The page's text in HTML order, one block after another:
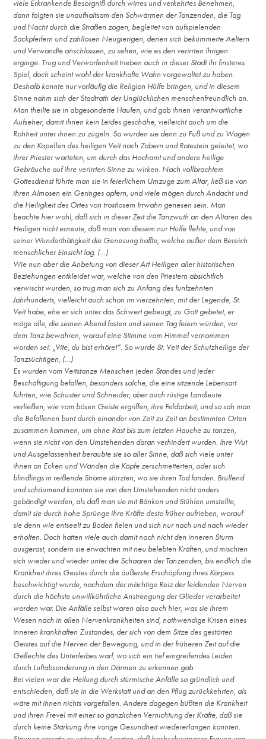
viele Erkrankende Besorgniß durch wirres und verkehrtes Benehmen,
dann folgten sie unaufhaltsam den Schwärmen der Tanzenden, die Tag
und Nacht durch die Straßen zogen, begleitet von aufspielenden
Sackpfeifern und zahllosen Neugierigen, denen sich bekümmerte Aeltern
und Verwandte anschlossen, zu sehen, wie es den verirrten Ihrigen
erginge. Trug und Verworfenheit trieben auch in dieser Stadt ihr finsteres
Spiel, doch scheint wohl der krankhafte Wahn vorgewaltet zu haben.
Deshalb konnte nur vorläufig die Religion Hülfe bringen, und in diesem
Sinne nahm sich der Stadtrath der Unglücklichen menschenfreundlich an.
Man theilte sie in abgesonderte Haufen, und gab ihnen verantwortliche
Aufseher, damit ihnen kein Leides geschähe, vielleicht auch um die
Rohheit unter ihnen zu zügeln. So wurden sie denn zu Fuß und zu Wagen
zu den Kapellen des heiligen Veit nach Zabern und Rotestein geleitet, wo
ihrer Priester warteten, um durch das Hochamt und andere heilige
Gebräuche auf ihre verirrten Sinne zu wirken. Nach vollbrachtem
Gottesdienst führte man sie in feierlichem Umzuge zum Altar, ließ sie von
ihren Almosen ein Geringes opfern, und viele mögen durch Andacht und
die Heiligkeit des Ortes von trostlosem Irrwahn genesen sein. Man
beachte hier wohl, daß sich in dieser Zeit die Tanzwuth an den Altären des
Heiligen nicht erneute, daß man von diesem nur Hülfe flehte, und von
seiner Wunderthätigkeit die Genesung hoffte, welche außer dem Bereich
menschlicher Einsicht lag. (…)
Wie nun aber die Anbetung von dieser Art Heiligen aller historischen
Beziehungen entkleidet war, welche von den Priestern absichtlich
verwischt wurden, so trug man sich zu Anfang des funfzehnten
Jahrhunderts, vielleicht auch schon im vierzehnten, mit der Legende, St.
Veit habe, ehe er sich unter das Schwert gebeugt, zu Gott gebetet, er
möge alle, die seinen Abend fasten und seinen Tag feiern würden, vor
dem Tanz bewahren, worauf eine Stimme vom Himmel vernommen
worden sei: „Vite, du bist erhöret“. So wurde St. Veit der Schutzheilige der
Tanzsüchtigen, (…)
Es wurden vom Veitstanze Menschen jeden Standes und jeder
Beschäftigung befallen, besonders solche, die eine sitzende Lebensart
führten, wie Schuster und Schneider; aber auch rüstige Landleute
verließen, wie vom bösen Geiste ergriffen, ihre Feldarbeit, und so sah man
die Befallenen bunt durch einander von Zeit zu Zeit an bestimmten Orten
zusammen kommen, um ohne Rast bis zum letzten Hauche zu tanzen,
wenn sie nicht von den Umstehenden daran verhindert wurden. Ihre Wut
und Ausgelassenheit beraubte sie so aller Sinne, daß sich viele unter
ihnen an Ecken und Wänden die Köpfe zerschmetterten, oder sich
blindlings in reißende Ströme stürzten, wo sie ihren Tod fanden. Brüllend
und schäumend konnten sie von den Umstehenden nicht anders
gebändigt werden, als daß man sie mit Bänken und Stühlen umstellte,
damit sie durch hohe Sprünge ihre Kräfte desto früher aufrieben, worauf
sie denn wie entseelt zu Boden fielen und sich nur nach und nach wieder
erholten. Doch hatten viele auch damit noch nicht den inneren Sturm
ausgerast, sondern sie erwachten mit neu belebten Kräften, und mischten
sich wieder und wieder unter die Schaaren der Tanzenden, bis endlich die
Krankheit ihres Geistes durch die äußerste Erschöpfung ihres Körpers
beschwichtigt wurde, nachdem der mächtige Reiz der leidenden Nerven
durch die höchste unwillkührliche Anstrengung der Glieder verarbeitet
worden war. Die Anfälle selbst waren also auch hier, was sie ihrem
Wesen nach in allen Nervenkrankheiten sind, nothwendige Krisen eines
inneren krankhaften Zustandes, der sich von dem Sitze des gestörten
Geistes auf die Nerven der Bewegung, und in der früheren Zeit auf die
Geflechte des Unterleibes warf, wo sich ein tief eingreifendes Leiden
durch Luftabsonderung in den Därmen zu erkennen gab.
Bei vielen war die Heilung durch stürmische Anfälle so gründlich und
entschieden, daß sie in die Werkstatt und an den Pflug zurückkehrten, als
wäre mit ihnen nichts vorgefallen. Andere dagegen büßten die Krankheit
und ihren Frevel mit einer so gänzlichen Vernichtung der Kräfte, daß sie
durch keine Stärkung ihre vorige Gesundheit wiedererlangen konnten.